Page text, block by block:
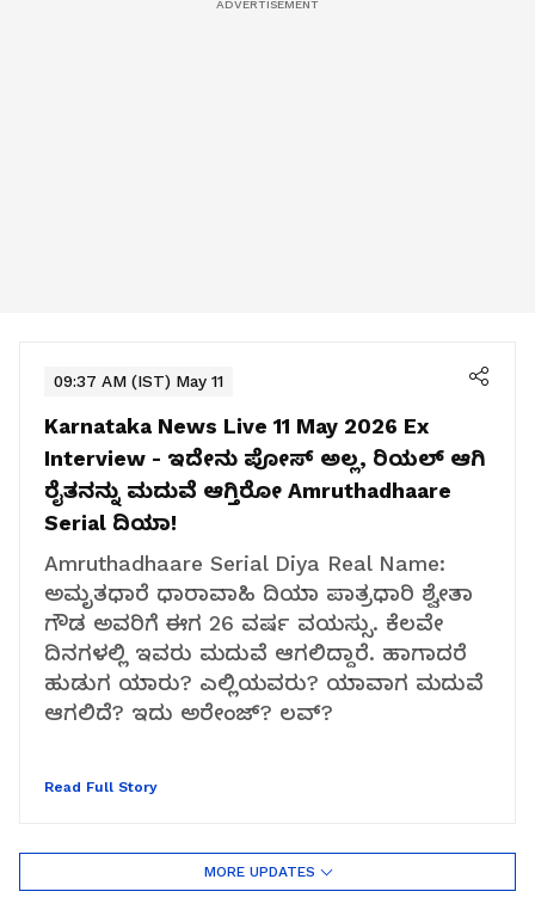
09:37 AM (IST) May 11
Karnataka News Live 11 May 2026 Ex
Interview - ಇದೇನು ಪೋಸ್‌ ಅಲ್ಲ, ರಿಯಲ್‌ ಆಗಿ
ರೈತನನ್ನು ಮದುವೆ ಆಗ್ತಿರೋ Amruthadhaare
Serial ದಿಯಾ!
Amruthadhaare Serial Diya Real Name:
ಅಮೃತಧಾರೆ ಧಾರಾವಾಹಿ ದಿಯಾ ಪಾತ್ರಧಾರಿ ಶ್ವೇತಾ
ಗೌಡ ಅವರಿಗೆ ಈಗ 26 ವರ್ಷ ವಯಸ್ಸು. ಕೆಲವೇ
ದಿನಗಳಲ್ಲಿ ಇವರು ಮದುವೆ ಆಗಲಿದ್ದಾರೆ. ಹಾಗಾದರೆ
ಹುಡುಗ ಯಾರು? ಎಲ್ಲಿಯವರು? ಯಾವಾಗ ಮದುವೆ
ಆಗಲಿದೆ? ಇದು ಅರೇಂಜ್?‌ ಲವ್?‌
Read Full Story
MORE UPDATES